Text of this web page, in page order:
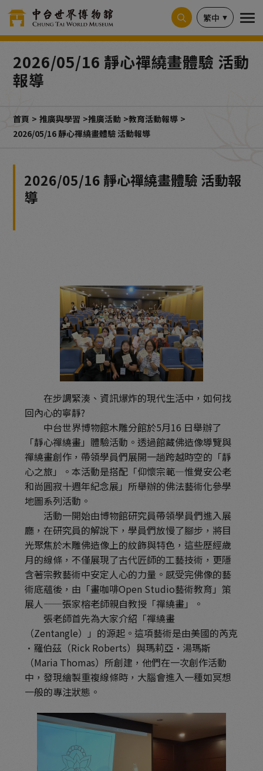
繁中
2026/05/16 靜心禪繞畫體驗 活動
報導
首頁 推廣與學習 推廣活動
教育活動報導
2026/05/16 靜心禪繞畫體驗 活動報導
2026/05/16 靜心禪繞畫體驗 活動報
導
在步調緊湊、資訊爆炸的現代生活中，如何找
回內心的寧靜?
中台世界博物館木雕分館於5月16 日舉辦了
「靜心禪繞畫」體驗活動。透過館藏佛造像導覽與
禪繞畫創作，帶領學員們展開一趟跨越時空的「靜
心之旅」。本活動是搭配「仰懷宗範—惟覺安公老
和尚圓寂十週年紀念展」所舉辦的佛法藝術化參學
地圖系列活動。
活動一開始由博物館研究員帶領學員們進入展
廳，在研究員的解說下，學員們放慢了腳步，將目
光聚焦於木雕佛造像上的紋飾與特色，這些歷經歲
月的線條，不僅展現了古代匠師的工藝技術，更隱
含著宗教藝術中安定人心的力量。感受完佛像的藝
術底蘊後，由「畫咖啡Open Studio藝術教育」策
展人——張家榕老師親自教授「禪繞畫」。
張老師首先為大家介紹「禪繞畫
（Zentangle）」的源起。這項藝術是由美國的芮克
·羅伯茲（Rick Roberts）與瑪莉亞·湯瑪斯
（Maria Thomas）所創建，他們在一次創作活動
中，發現繪製重複線條時，大腦會進入一種如冥想
一般的專注狀態。
Cookie管理面板